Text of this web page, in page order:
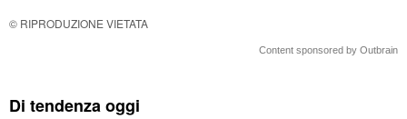
© RIPRODUZIONE VIETATA
Content sponsored by Outbrain
Di tendenza oggi